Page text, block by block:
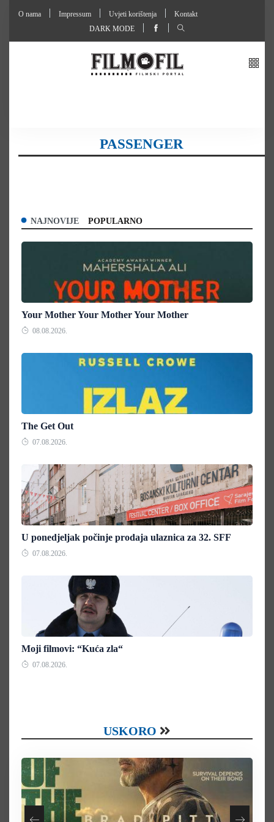
O nama Impressum Uvjeti korištenja
Kontakt
DARK MODE
PASSENGER
NAJNOVIJE POPULARNO
Your Mother Your Mother Your Mother
08.08.2026.
The Get Out
07.08.2026.
U ponedjeljak počinje prodaja ulaznica za 32. SFF
07.08.2026.
Moji filmovi: “Kuća zla“
07.08.2026.
USKORO